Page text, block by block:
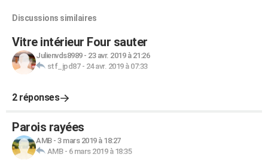
Discussions similaires
Vitre intérieur Four sauter
Julienvds8989- 23 avr. 2019 à 21:26
stf_jpd87- 24 avr. 2019 à 07:33
2 réponses
Parois rayées
AMB- 3 mars 2019 à 18:27
AMB- 6 mars 2019 à 18:35